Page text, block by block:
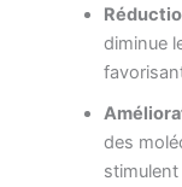
diminue
des